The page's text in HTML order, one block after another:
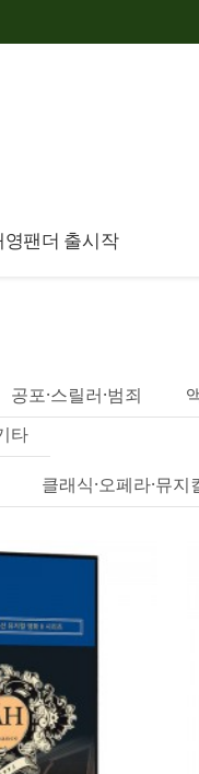
영팬더 출시작
공포·스릴러·범죄
타
클래식·오페라·뮤지